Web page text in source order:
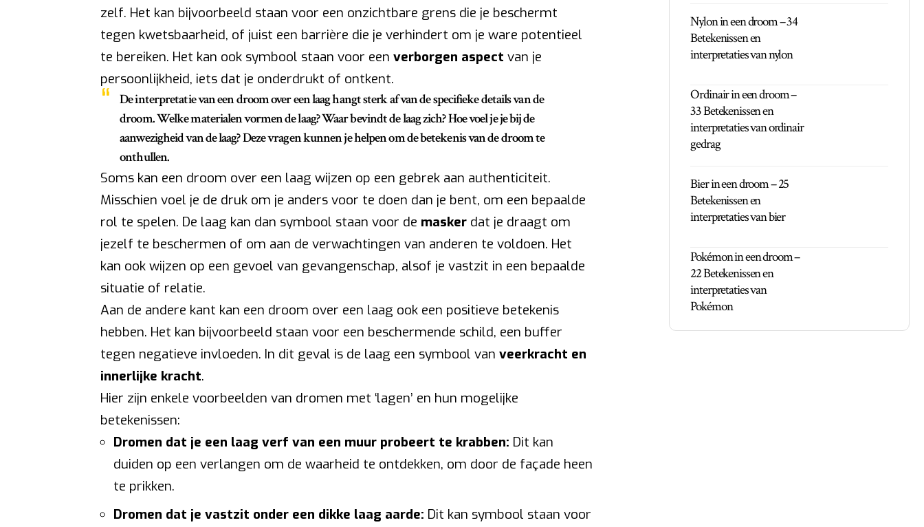
zelf. Het kan bijvoorbeeld staan voor een onzichtbare grens die je beschermt
tegen kwetsbaarheid, of juist een barrière die je verhindert om je ware potentieel
te bereiken. Het kan ook symbool staan voor een verborgen aspect van je
persoonlijkheid, iets dat je onderdrukt of ontkent.
De interpretatie van een droom over een laag hangt sterk af van de specifieke details van de
droom. Welke materialen vormen de laag? Waar bevindt de laag zich? Hoe voel je je bij de
aanwezigheid van de laag? Deze vragen kunnen je helpen om de betekenis van de droom te
onthullen.
Soms kan een droom over een laag wijzen op een gebrek aan authenticiteit.
Misschien voel je de druk om je anders voor te doen dan je bent, om een bepaalde
rol te spelen. De laag kan dan symbool staan voor de maskerdat je draagt om
jezelf te beschermen of om aan de verwachtingen van anderen te voldoen. Het
kan ook wijzen op een gevoel van gevangenschap, alsof je vastzit in een bepaalde
situatie of relatie.
Aan de andere kant kan een droom over een laag ook een positieve betekenis
hebben. Het kan bijvoorbeeld staan voor een beschermende schild, een buffer
tegen negatieve invloeden. In dit geval is de laag een symbool van veerkracht en
innerlijke kracht.
Hier zijn enkele voorbeelden van dromen met ‘lagen’ en hun mogelijke
betekenissen:
Dromen dat je een laag verf van een muur probeert te krabben: Dit kan
duiden op een verlangen om de waarheid te ontdekken, om door de façade heen
te prikken.
Dromen dat je vastzit onder een dikke laag aarde: Dit kan symbool staan voor
Nylon in een droom – 34
Betekenissen en
interpretaties van nylon
Ordinair in een droom –
33 Betekenissen en
interpretaties van ordinair
gedrag
Bier in een droom – 25
Betekenissen en
interpretaties van bier
Pokémon in een droom –
22 Betekenissen en
interpretaties van
Pokémon